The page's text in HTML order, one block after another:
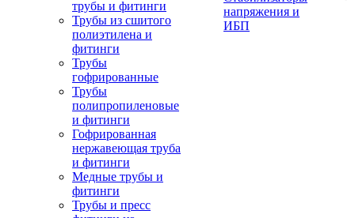
трубы и фитинги
Трубы из сшитого
полиэтилена и
фитинги
Трубы
гофрированные
Трубы
полипропиленовые
и фитинги
Гофрированная
нержавеющая труба
и фитинги
Медные трубы и
фитинги
Трубы и пресс
напряжения и
ИБП